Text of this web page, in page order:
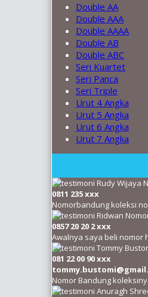
Double AA
Double AAA
Double AAAA
Double AB
Double ABC
Seri Kuartet
Seri Panca
Seri Triple
Urut 4 Angka
Urut 5 Angka
Urut 6 Angka
Urut 7 Angka
0811 235 xxx
Nomorbandung koleksi
0857 20 20 2 xxx
Awalnya saya beli nomor
081 22 00 90 xxx
Nomor Bandung